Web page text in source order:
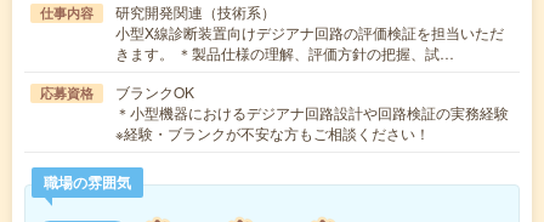
仕事内容
研究開発関連（技術系）
小型X線診断装置向けデジアナ回路の評価検証を担当いただ
きます。 ＊製品仕様の理解、評価方針の把握、試…
応募資格
ブランクOK
＊小型機器におけるデジアナ回路設計や回路検証の実務経験
※経験・ブランクが不安な方もご相談ください！
職場の雰囲気